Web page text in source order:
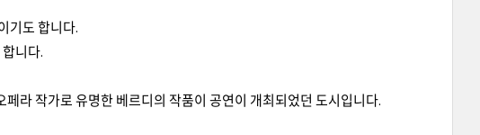
기도 합니다.
니다.
라 작가로 유명한 베르디의 작품이 공연이 개최되었던 도시입니다.